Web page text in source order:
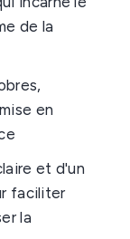
de la
en
et d'un
faciliter
la